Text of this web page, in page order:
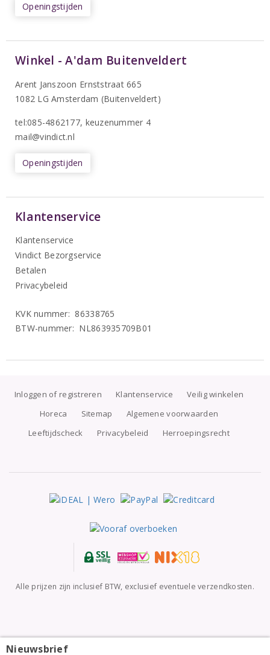
Edouard Delaunay Bourgogne Hautes-Côtes de Nuits
Openingstijden
Winkel - A'dam Buitenveldert
Arent Janszoon Ernststraat 665
1082 LG Amsterdam (Buitenveldert)
tel:085-4862177, keuzenummer 4
mail@vindict.nl
Openingstijden
Klantenservice
Klantenservice
Vindict Bezorgservice
Betalen
Privacybeleid
KVK nummer: 86338765
BTW-nummer: NL863935709B01
Inloggen of registreren Klantenservice
Veilig winkelen
Horeca
Sitemap
Algemene voorwaarden
Leeftijdscheck
Privacybeleid Herroepingsrecht
Alle prijzen zijn inclusief BTW, exclusief eventuele verzendkosten.
Nieuwsbrief